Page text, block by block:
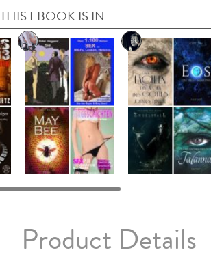
EBOOK IS IN
Product Details